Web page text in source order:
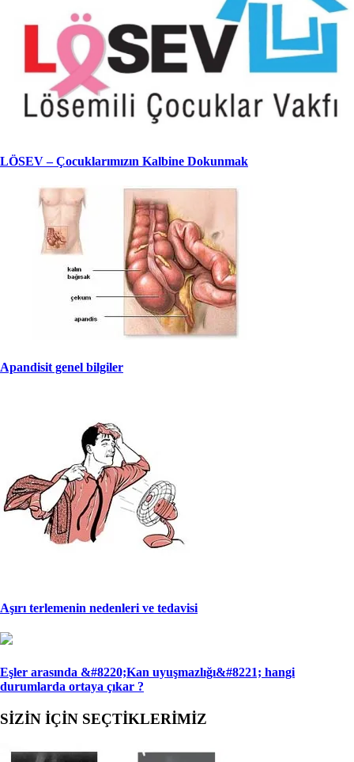
LÖSEV – Çocuklarımızın Kalbine Dokunmak
Apandisit genel bilgiler
Aşırı terlemenin nedenleri ve tedavisi
Eşler arasında &#8220;Kan uyuşmazlığı&#8221; han­gi
durumlarda ortaya çıkar ?
SİZİN İÇİN SEÇTİKLERİMİZ